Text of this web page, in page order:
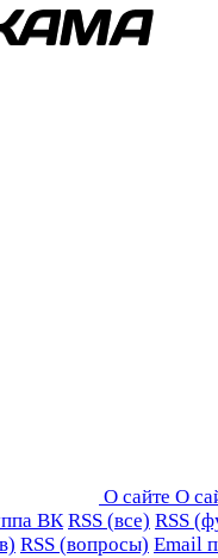
О сайте О
ВК RSS (все) RSS
RSS (вопросы) Email